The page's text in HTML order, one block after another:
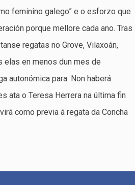
feminino galego” e o esforzo que
porque mellore cada ano. Tras
regatas no Grove, Vilaxoán,
elas en menos dun mes de
autonómica para. Non haberá
ata o Teresa Herrera na última fin
como previa á regata da Concha